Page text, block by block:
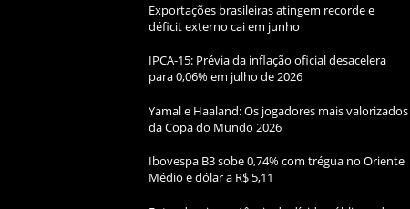
Exportações brasileiras atingem recorde e
déficit externo cai em junho
IPCA-15: Prévia da inflação oficial desacelera
para 0,06% em julho de 2026
Yamal e Haaland: Os jogadores mais valorizados
da Copa do Mundo 2026
Ibovespa B3 sobe 0,74% com trégua no Oriente
Médio e dólar a R$ 5,11